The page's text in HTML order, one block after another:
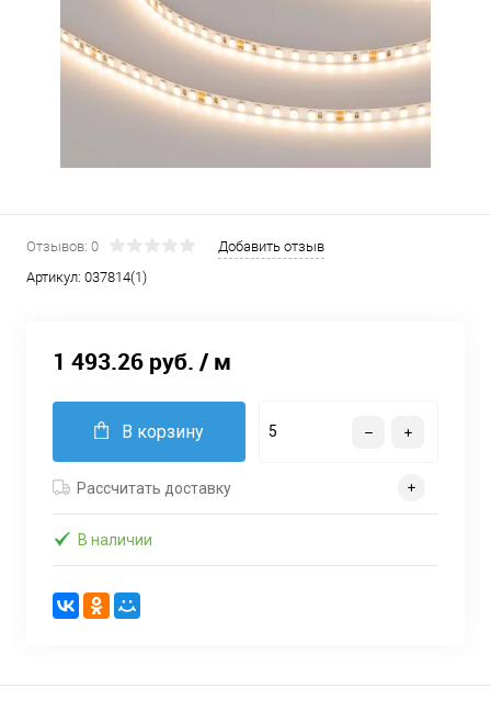
Отзывов: 0
Добавить отзыв
Артикул: 037814(1)
1 493.26 руб. / м
В корзину
Рассчитать доставку
В наличии